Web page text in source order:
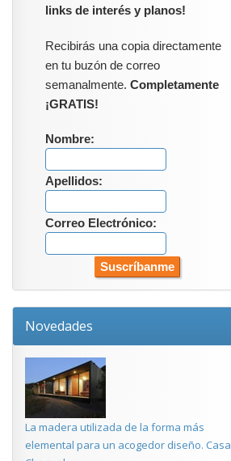
links de interés y planos!
Recibirás una copia directamente
en tu buzón de correo
semanalmente. Completamente
¡GRATIS!
Nombre:
Apellidos:
Correo Electrónico:
Novedades
La madera utilizada de la forma más
elemental para un acogedor diseño. Casa